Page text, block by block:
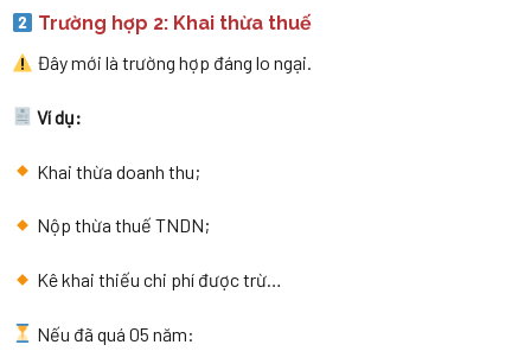
Trường hợp 2: Khai thừa thuế
Đây mới là trường hợp đáng lo ngại.
Ví dụ:
Khai thừa doanh thu;
Nộp thừa thuế TNDN;
Kê khai thiếu chi phí được trừ…
Nếu đã quá 05 năm: